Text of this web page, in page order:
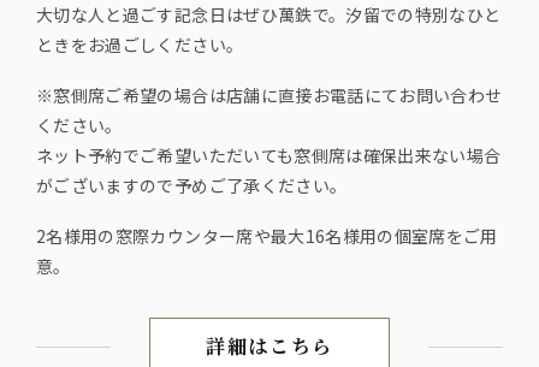
大切な人と過ごす記念日はぜひ萬鉄で。汐留での特別なひと
ときをお過ごしください。
※窓側席ご希望の場合は店舗に直接お電話にてお問い合わせ
ください。
ネット予約でご希望いただいても窓側席は確保出来ない場合
がございますので予めご了承ください。
2名様用の窓際カウンター席や最大16名様用の個室席をご用
意。
地上200mの絶景と旬食材を
詳細はこちら